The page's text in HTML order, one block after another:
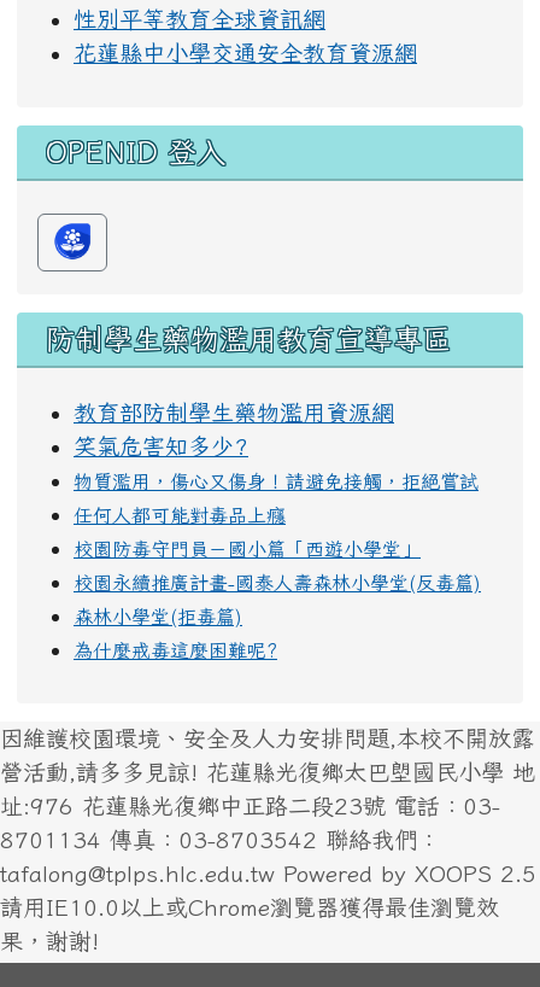
性別平等教育全球資訊網
花蓮縣中小學交通安全教育資源網
OPENID 登入
防制學生藥物濫用教育宣導專區
教育部防制學生藥物濫用資源網
笑氣危害知多少?
物質濫用，傷心又傷身！請避免接觸，拒絕嘗試
任何人都可能對毒品上癮
校園防毒守門員－國小篇「西遊小學堂」
校園永續推廣計畫-國泰人壽森林小學堂(反毒篇)
森林小學堂(拒毒篇)
為什麼戒毒這麼困難呢?
因維護校園環境、安全及人力安排問題,本校不開放露
營活動,請多多見諒! 花蓮縣光復鄉太巴塱國民小學 地
址:976 花蓮縣光復鄉中正路二段23號 電話：03-
8701134 傳真：03-8703542 聯絡我們：
tafalong@tplps.hlc.edu.tw Powered by XOOPS 2.5
請用IE10.0以上或Chrome瀏覽器獲得最佳瀏覽效
果，謝謝!